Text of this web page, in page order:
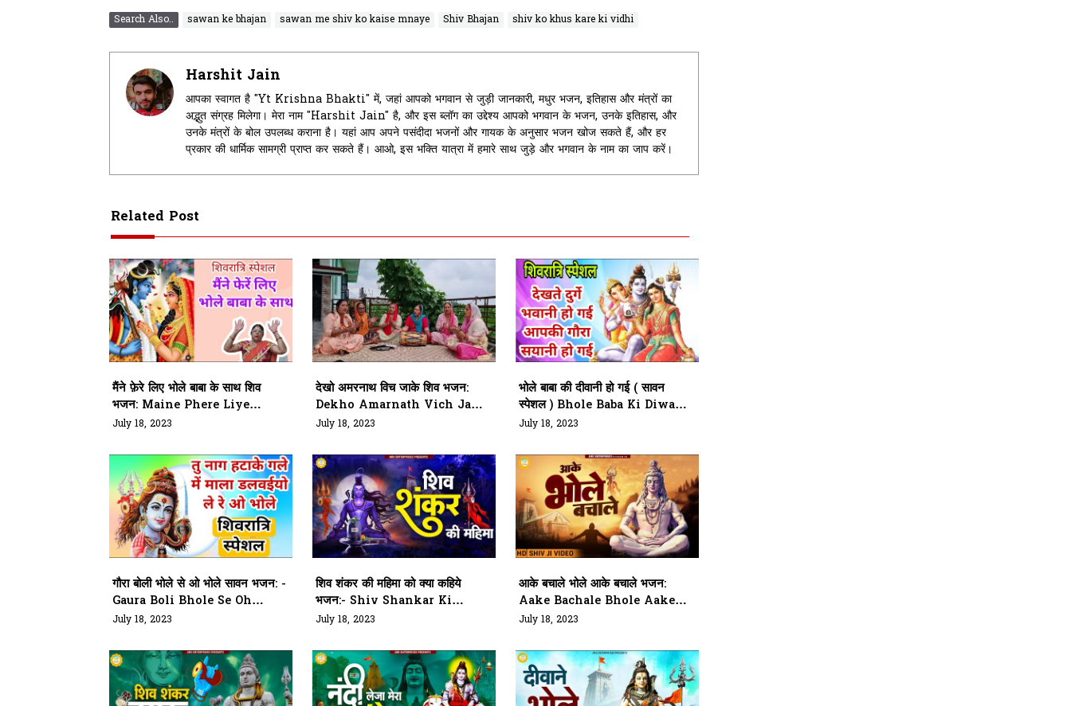
Search Also.. sawan ke bhajan sawan me shiv ko kaise mnaye Shiv Bhajan shiv ko khus kare ki vidhi
Harshit Jain
आपका स्वागत है "Yt Krishna Bhakti" में, जहां आपको भगवान से जुड़ी जानकारी, मधुर भजन, इतिहास और मंत्रों का
अद्भुत संग्रह मिलेगा। मेरा नाम "Harshit Jain" है, और इस ब्लॉग का उद्देश्य आपको भगवान के भजन, उनके इतिहास, और
उनके मंत्रों के बोल उपलब्ध कराना है। यहां आप अपने पसंदीदा भजनों और गायक के अनुसार भजन खोज सकते हैं, और हर
प्रकार की धार्मिक सामग्री प्राप्त कर सकते हैं। आओ, इस भक्ति यात्रा में हमारे साथ जुड़े और भगवान के नाम का जाप करें।
Related Post
मैंने फ़ेरे लिए भोले बाबा के साथ शिव
भजन: Maine Phere Liye
Bhole Baba Ke Saath Hindi
July 18, 2023
देखो अमरनाथ विच जाके शिव भजन:
Dekho Amarnath Vich Jake
In Hindi Lyrics
July 18, 2023
भोले बाबा की दीवानी हो गई ( सावन
स्पेशल ) Bhole Baba Ki Diwani
Ho Gayi Lyrics
July 18, 2023
गौरा बोली भोले से ओ भोले सावन भजन: -
Gaura Boli Bhole Se Oh
Bhole Lyrics
July 18, 2023
शिव शंकर की महिमा को क्या कहिये
भजन:- Shiv Shankar Ki
Mahima Ko Kya Kahiye
July 18, 2023
आके बचाले भोले आके बचाले भजन:
Aake Bachale Bhole Aake
Bachale Lyrics
July 18, 2023